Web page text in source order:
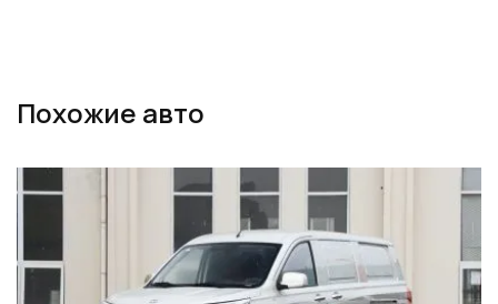
Похожие авто